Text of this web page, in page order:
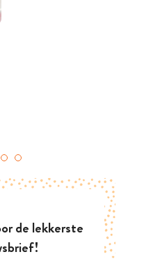
de lekkerste